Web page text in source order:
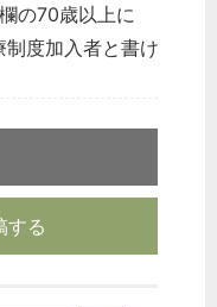
の70歳以上に
制度加入者と書け
する